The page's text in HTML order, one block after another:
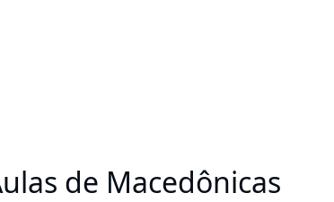
de Macedônicas